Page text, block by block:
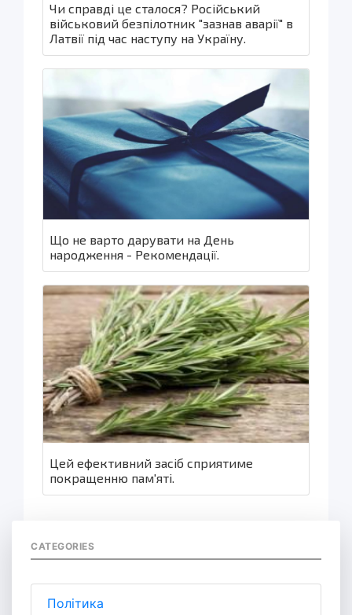
Чи справді це сталося? Російський
військовий безпілотник "зазнав аварії" в
Латвії під час наступу на Україну.
Що не варто дарувати на День
народження - Рекомендації.
Цей ефективний засіб сприятиме
покращенню пам'яті.
CATEGORIES
Політика